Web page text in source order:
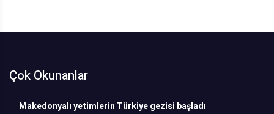
Çok Okunanlar
Makedonyalı yetimlerin Türkiye gezisi başladı